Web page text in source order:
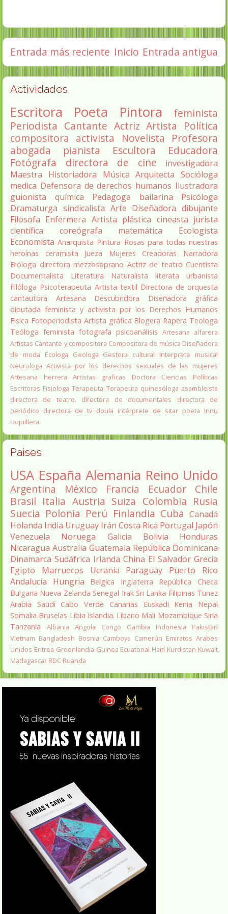
Entrada más reciente Entrada antigua
Inicio
Actividades
Escritora Poeta Pintora
feminista
Periodista Cantante Actriz Artista
Política
compositora activista Novelista
Profesora
abogada
pianista Escultora
Educadora
Fotógrafa
directora de cine
investigadora
Maestra
Historiadora Música Arquitecta Socióloga
medica Defensora de derechos humanos Ilustradora
guionista
química Pedagoga bailarina
Psicóloga
Dramaturga sindicalista Arte Diseñadora dibujante
Filosofa Enfermera Artista plástica cineasta jurista
científica
coreógrafa matemática
Ecologista
Economista Anarquista Pintura Rosas para todas nuestras
heroínas
ceramista Jueza Mujeres Creadoras
Narradora
Bióloga directora mezzosoprano Actriz de teatro Cuentista
Documentalista
Literatura Naturalista literata
urbanista
Filóloga Psicoterapeuta Artista textil Directora de orquesta
cantautora
Artesana Descubridora
Diseñadora gráfica
diputada feminista y activista por los Derechos Humanos
Fisica Fotoperiodista Artista gráfica Blogera Rapera Teologa
Teóloga feminista fotografa psicoanálisis Artesana alfarera
Artistas Cantante y compositora Compositora de música Diseñadora
de moda
Ecologa Geologa Gestora cultural
Interprete musical
Neurologa Activista por los derechos sexuales de las mujeres
Artesana herrera
Artistas graficas
Doctora Ciencias Políticas
Escritoras Fisiologa Terapeuta Terapeuta quinesóloga asambleista
directora de teatro.
directora de documentales
directora de
periódico directora de tv doula intérprete de sitar poeta Innu
toquillera
Paises
USA España Alemania Reino Unido
Argentina México Francia Ecuador
Chile
Brasil Italia Austria Suiza Colombia Rusia
Suecia Polonia Perú Finlandia Cuba Canadá
Holanda India Uruguay Irán Costa Rica Portugal Japón
Venezuela
Noruega Galicia Bolivia
Honduras
Nicaragua Australia Guatemala República Dominicana
Dinamarca Sudáfrica Irlanda China El Salvador Grecia
Egipto
Marruecos Ucrania Paraguay
Puerto Rico
Andalucía
Hungria Belgica Inglaterra
República Checa
Bulgaria Nueva Zelanda Senegal Irak Sri Lanka Filipinas Tunez
Arabia Saudí Cabo Verde Canarias Euskadi Kenia
Nepal
Somalia Bruselas Libia Islandia. Líbano Mali Mozambique Siria
Tanzania
Albania Angola Congo Gambia Indonesia
Pakistan
Vietnam Bangladesh Bosnia Camboya Camerún Emiratos Arabes
Unidos Eritrea Groenlandia Guinea Ecuatorial Haití Kurdistan Kuwait
Madagascar RDC Ruanda